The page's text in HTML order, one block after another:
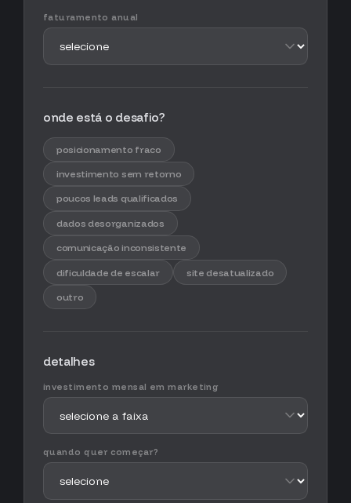
faturamento anual
onde está o desafio?
posicionamento fraco
investimento sem retorno
poucos leads qualificados
dados desorganizados
comunicação inconsistente
dificuldade de escalar site desatualizado
outro
detalhes
investimento mensal em marketing
quando quer começar?